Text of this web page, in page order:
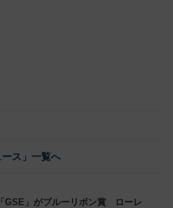
ース」一覧へ
GSE」がブルーリボン賞 ローレ